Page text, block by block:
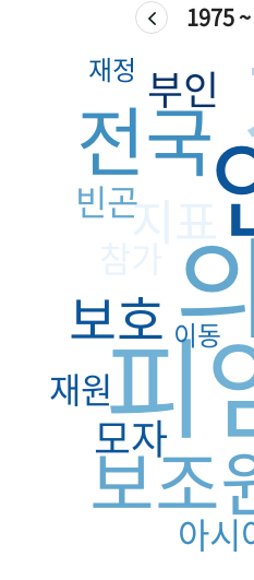
1975
피
전국
보조
보호
지표
모자
부인
아시
빈곤
재원
이동
재정